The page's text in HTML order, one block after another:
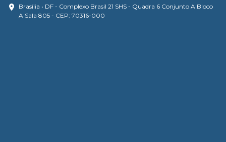
Brasília • DF - Complexo Brasil 21 SHS - Quadra 6 Conjunto A Bloco
A Sala 805 - CEP: 70316-000